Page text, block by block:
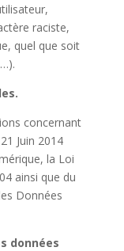
raciste,
quel que soit
concernant
Juin 2014
la Loi
ainsi que du
Données
données